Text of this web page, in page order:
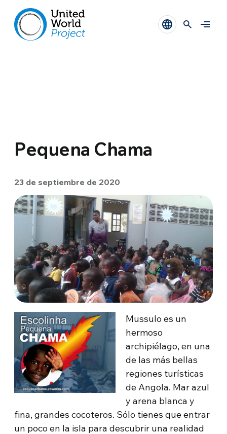
Pequena Chama
23 de septiembre de 2020
Mussulo es un
hermoso
archipiélago, en una
de las más bellas
regiones turísticas
de Angola. Mar azul
y arena blanca y
fina, grandes cocoteros. Sólo tienes que entrar
un poco en la isla para descubrir una realidad